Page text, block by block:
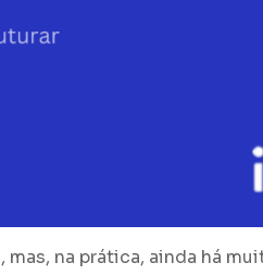
na prática, ainda há